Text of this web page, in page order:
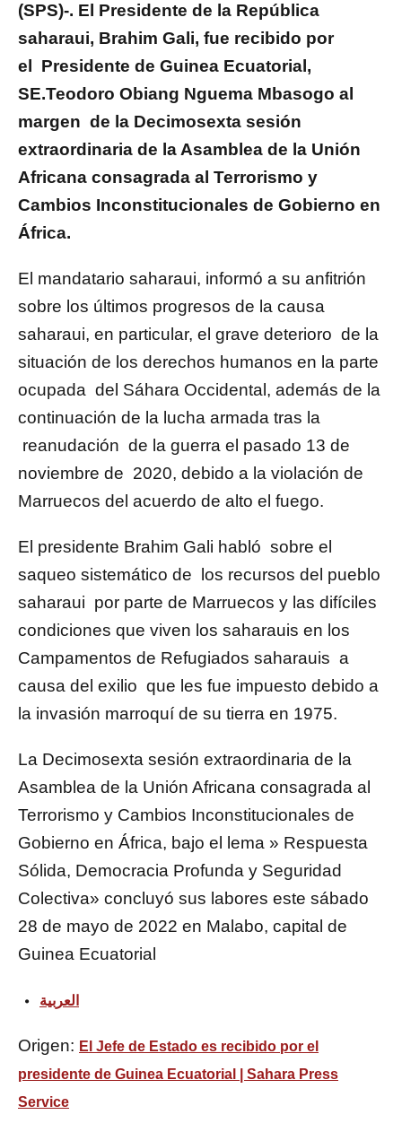
(SPS)-. El Presidente de la República
saharaui, Brahim Gali, fue recibido por
el
Presidente de Guinea Ecuatorial ,
SE.Teodoro Obiang Nguema Mbasogo al
margen de la Decimosexta sesión
extraordinaria de la Asamblea de la Unión
Africana consagrada al Terrorismo y
Cambios Inconstitucionales de Gobierno en
África.
El mandatario saharaui, informó a su anfitrión
sobre los últimos progresos de la causa
saharaui, en particular, el grave deterioro de la
situación de los derechos humanos en la parte
ocupada del Sáhara Occidental, además de la
continuación de la lucha armada tras la
reanudación de la guerra el pasado 13 de
noviembre de 2020, debido a la violación de
Marruecos del acuerdo de alto el fuego.
El presidente Brahim Gali habló sobre el
saqueo sistemático de los recursos del pueblo
saharaui por parte de Marruecos y las difíciles
condiciones que viven los saharauis en los
Campamentos de Refugiados saharauis a
causa del exilio que les fue impuesto debido a
la invasión marroquí de su tierra en 1975.
La Decimosexta sesión extraordinaria de la
Asamblea de la Unión Africana consagrada al
Terrorismo y Cambios Inconstitucionales de
Gobierno en África, bajo el lema » Respuesta
Sólida, Democracia Profunda y Seguridad
Colectiva» concluyó sus labores este sábado
28 de mayo de 2022 en Malabo, capital de
Guinea Ecuatorial
العربية
Origen: El Jefe de Estado es recibido por el
presidente de Guinea Ecuatorial | Sahara Press
Service